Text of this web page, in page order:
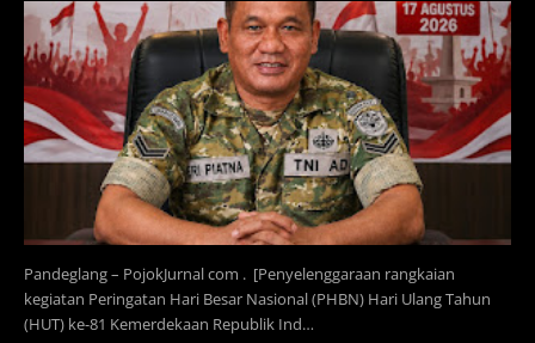
Pandeglang – PojokJurnal com . [Penyelenggaraan rangkaian
kegiatan Peringatan Hari Besar Nasional (PHBN) Hari Ulang Tahun
(HUT) ke-81 Kemerdekaan Republik Ind…